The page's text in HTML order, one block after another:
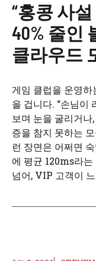
“홍콩 사
40% 줄인
클라우드
게임 클럽을 운영
을 겁니다. “손님이
보며 눈을 굴리거
증을 참지 못하는
런 장면은 어쩌면
에 평균 120ms라는
넘어, VIP 고객이